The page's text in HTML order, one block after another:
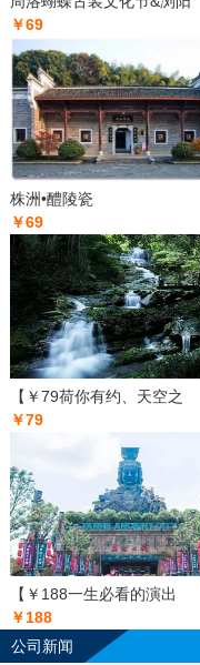
￥69
株洲•醴陵瓷
￥69
【￥79荷你有约、天空之
￥79
【￥188一生必看的演出
￥188
公司新闻